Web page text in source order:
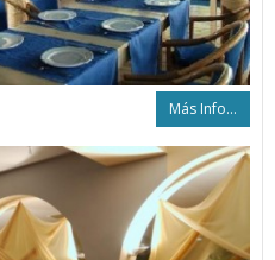
Más Info...